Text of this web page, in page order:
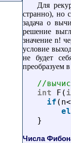
Для
странно), но
задача о
решение
значение n!
условие
не будет
преобразуем
//
int
F(
if
}
Числа